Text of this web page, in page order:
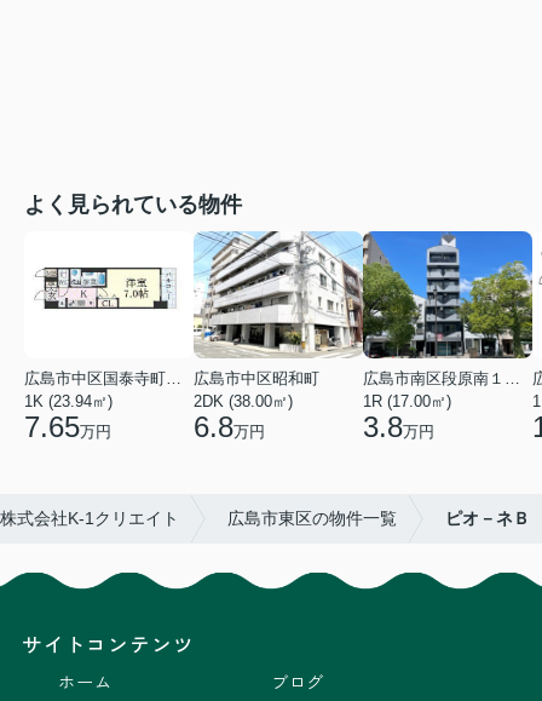
よく見られている物件
1K (23.94㎡)
7.65万円
広島市中区昭和町
2DK (38.00㎡)
6.8万円
1R (17.00㎡)
3.8万円
式会社K-1クリエイト 広島市東区の物件一覧 ピオ－ネＢ
サイトコンテンツ
ホーム
ブログ